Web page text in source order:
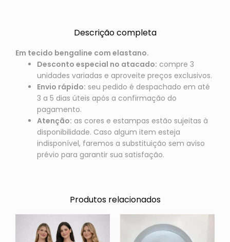
Descrição completa
Em tecido bengaline com elastano.
Desconto especial no atacado: compre 3
unidades variadas e aproveite preços exclusivos.
Envio rápido: seu pedido é despachado em até
3 a 5 dias úteis após a confirmação do
pagamento.
Atenção: as cores e estampas estão sujeitas à
disponibilidade. Caso algum item esteja
indisponível, faremos a substituição sem aviso
prévio para garantir sua satisfação.
Produtos relacionados